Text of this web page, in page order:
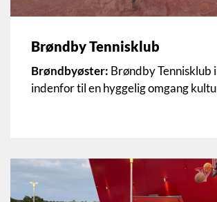
Brøndby Tennisklub
Brøndbyøster: Brøndby Tennisklub
indenfor til en hyggelig omgang